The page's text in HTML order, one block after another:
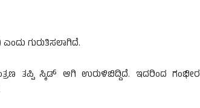
ಗುರುತಿಸಲಾಗಿದೆ.
ತಪ್ಪಿ ಸ್ಕಿಡ್ ಆಗಿ ಉರುಳಿಬಿದ್ದಿದೆ. ಇದರಿಂದ ಗಂಭೀರ